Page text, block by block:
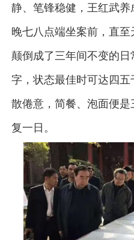
静、笔锋稳健，王红武
晚七八点端坐案前，直
颠倒成了三年间不变的
字，状态最佳时可达四
散倦意，简餐、泡面便是
复一日。